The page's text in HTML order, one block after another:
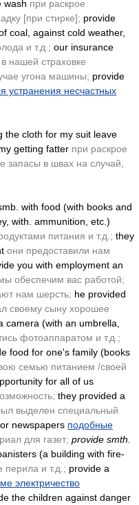
wash при раскрое
[при стирке]; provide
coal, against cold weather,
и т.д.; our insurance
в нашей страховке
угона машины; provide
устранения несчастных
the cloth for my suit leave
getting fatter при раскрое
запасы в швах на случай,
with food (with books and
with. ammunition, etc.)
питания и т.д.; they
они предоставили нам
you with employment an
обеспечим вас работой;
нам шерсть; he provided
своему сыну хорошее
camera (with an umbrella,
фотоаппаратом и т.д.;
food for one's family (books
семью питанием /своей
for all of us
they provided a
выделен специальный
newspapers подобные
для газет; provide smth.
(a building with fire-
перила и т.д.; provide a
электричество
the children against danger